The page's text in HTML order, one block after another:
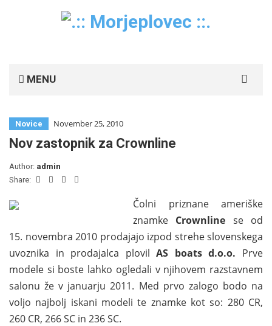
MENU
Novice November 25, 2010
Nov zastopnik za Crownline
Author: admin
Share:
Čolni priznane ameriške
znamke Crownline se od
15. novembra 2010 prodajajo izpod strehe slovenskega
uvoznika in prodajalca plovilAS boats d.o.o. Prve
modele si boste lahko ogledali v njihovem razstavnem
salonu že v januarju 2011. Med prvo zalogo bodo na
voljo najbolj iskani modeli te znamke kot so: 280 CR,
260 CR, 266 SC in 236 SC.